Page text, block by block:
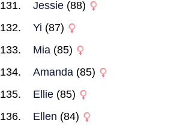
Jessie (88)
Yi (87)
Mia (85)
Amanda (85)
Ellie (85)
Ellen (84)